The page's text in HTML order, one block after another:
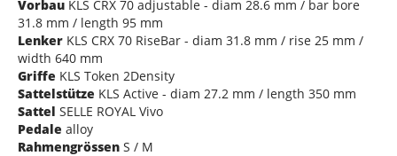
Vorbau KLS CRX 70 adjustable - diam 28.6 mm / bar bore
31.8 mm / length 95 mm
Lenker KLS CRX 70 RiseBar - diam 31.8 mm / rise 25 mm /
width 640 mm
Griffe KLS Token 2Density
Sattelstütze KLS Active - diam 27.2 mm / length 350 mm
Sattel SELLE ROYAL Vivo
Pedale alloy
Rahmengrössen S / M